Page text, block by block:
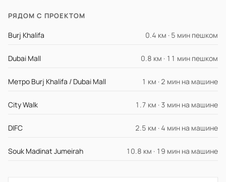
РЯДОМ С ПРОЕКТОМ
Burj Khalifa 0.4 км · 5 мин пешком
Dubai Mall 0.8 км · 11 мин пешком
Метро Burj Khalifa / Dubai Mall 1 км · 2 мин на машине
City Walk 1.7 км · 3 мин на машине
DIFC 2.5 км · 4 мин на машине
Souk Madinat Jumeirah 10.8 км · 19 мин на машине